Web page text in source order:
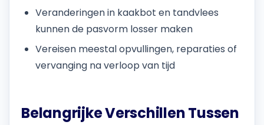
Veranderingen in kaakbot en tandvlees
kunnen de pasvorm losser maken
Vereisen meestal opvullingen, reparaties of
vervanging na verloop van tijd
Belangrijke Verschillen Tussen